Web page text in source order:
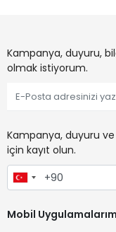
Kampanya, duyuru,
olmak istiyorum.
Kampanya, duyuru
için kayıt olun.
Mobil